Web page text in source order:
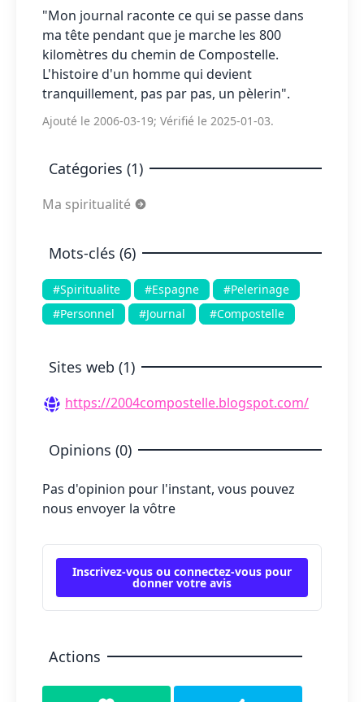
"Mon journal raconte ce qui se passe dans
ma tête pendant que je marche les 800
kilomètres du chemin de Compostelle.
L'histoire d'un homme qui devient
tranquillement, pas par pas, un pèlerin".
Ajouté le 2006-03-19; Vérifié le 2025-01-03.
Catégories (1)
Ma spiritualité
Mots-clés (6)
#Spiritualite #Espagne
#Pelerinage
#Personnel
#Journal #Compostelle
Sites web (1)
https://2004compostelle.blogspot.com/
Opinions (0)
Pas d'opinion pour l'instant, vous pouvez
nous envoyer la vôtre
Inscrivez-vous ou connectez-vous pour
donner votre avis
Actions